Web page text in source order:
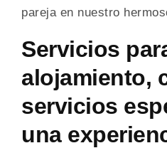
pareja en nuestro
Servicios
alojamiento,
servicios
una